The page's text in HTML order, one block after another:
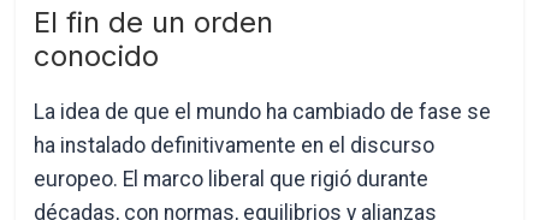
El fin de un orden
conocido
La idea de que el mundo ha cambiado de fase se
ha instalado definitivamente en el discurso
europeo. El marco liberal que rigió durante
décadas, con normas, equilibrios y alianzas